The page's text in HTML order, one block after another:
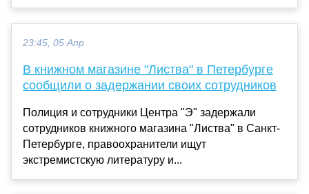
23:45, 05 Апр
В книжном магазине "Листва" в Петербурге
сообщили о задержании своих сотрудников
Полиция и сотрудники Центра "Э" задержали
сотрудников книжного магазина "Листва" в Санкт-
Петербурге, правоохранители ищут
экстремистскую литературу и...